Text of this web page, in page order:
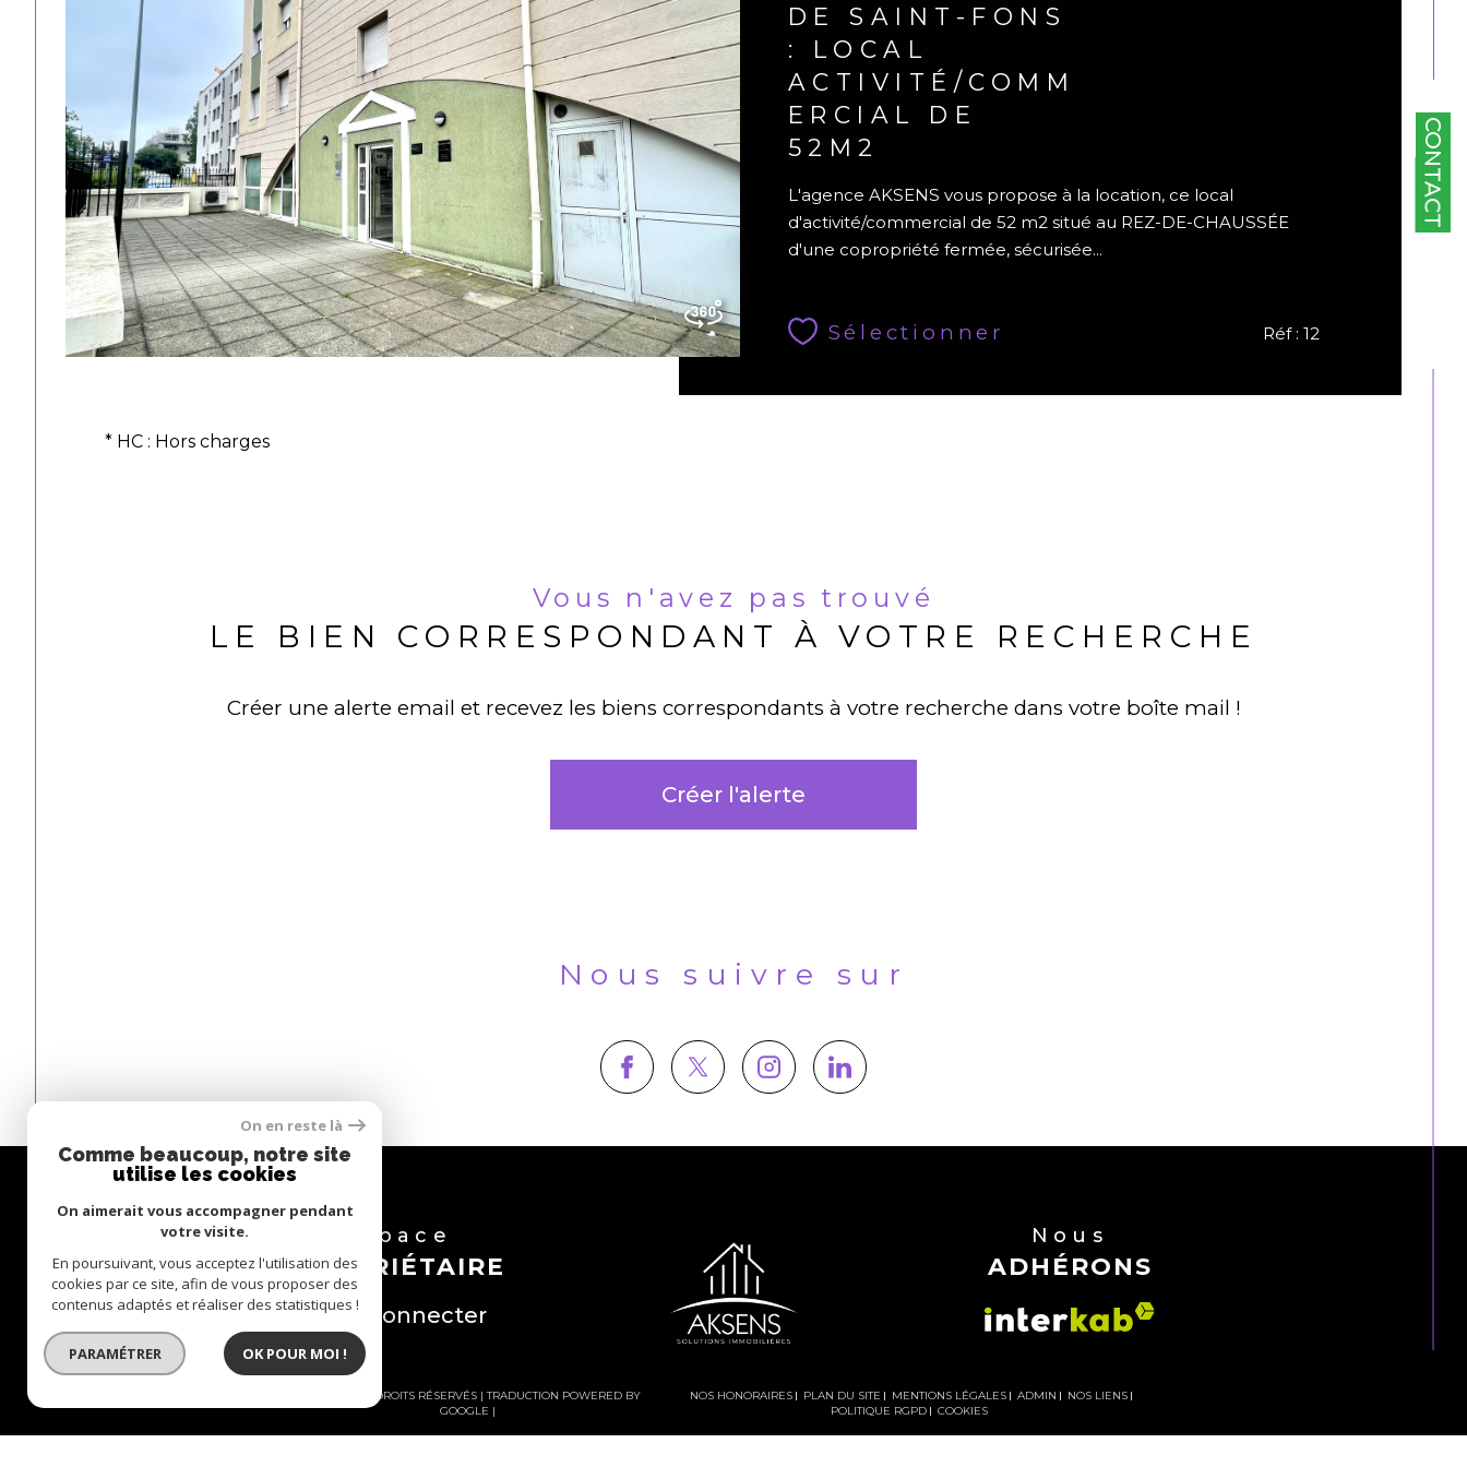
CONTACT
DE SAINT-FONS
: LOCAL
ACTIVITÉ/COMM
ERCIAL DE
52M2
L'agence AKSENS vous propose à la location, ce local
d'activité/commercial de 52 m2 situé au REZ-DE-CHAUSSÉE
d'une copropriété fermée, sécurisée...
Sélectionner Réf : 12
* HC : Hors charges
Vous n'avez pas trouvé
LE BIEN CORRESPONDANT À VOTRE RECHERCHE
Créer une alerte email et recevez les biens correspondants à votre recherche dans votre boîte mail !
Créer l'alerte
Nous suivre sur
Espace
PROPRIÉTAIRE
Se connecter
Nous
ADHÉRONS
© 2026 | TOUS DROITS RÉSERVÉS | TRADUCTION POWERED BY
GOOGLE |
NOS HONORAIRES PLAN DU SITE MENTIONS LÉGALES ADMIN
NOS LIENS
POLITIQUE RGPD
COOKIES
On en reste là
Comme beaucoup, notre site
utilise les cookies
On aimerait vous accompagner pendant
votre visite.
En poursuivant, vous acceptez l'utilisation des
cookies par ce site, afin de vous proposer des
contenus adaptés et réaliser des statistiques !
PARAMÉTRER OK POUR MOI !